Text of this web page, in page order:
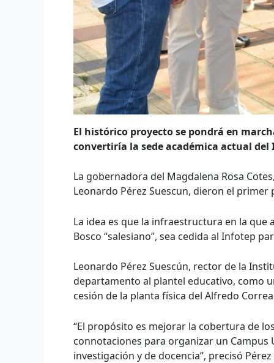
El histórico proyecto se pondrá en
convertiría la sede académica actual
La gobernadora del Magdalena Rosa
Leonardo Pérez Suescun, dieron el
La idea es que la infraestructura en la que
Bosco “salesiano”, sea cedida al Infotep
Leonardo Pérez Suescún, rector de la
departamento al plantel educativo, como
cesión de la planta física del Alfredo
“El propósito es mejorar la cobertura de
connotaciones para organizar un
investigación y de docencia”, precisó Pérez